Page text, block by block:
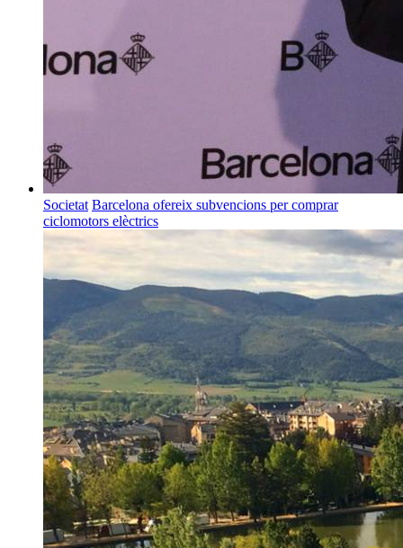
Societat Barcelona ofereix subvencions per comprar
ciclomotors elèctrics